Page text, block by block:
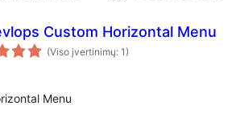
Custom Horizontal Menu
(Viso įvertinimų: 1)
Menu